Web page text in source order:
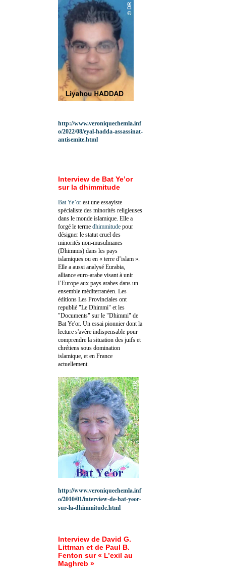
http://www.veroniquechemla.inf
o/2022/08/eyal-hadda-assassinat-
antisemite.html
Interview de Bat Ye’or
sur la dhimmitude
Bat Ye’or est une essayiste
spécialiste des minorités religieuses
dans le monde islamique. Elle a
forgé le terme dhimmitude pour
désigner le statut cruel des
minorités non-musulmanes
(Dhimmis) dans les pays
islamiques ou en « terre d’islam ».
Elle a aussi analysé Eurabia,
alliance euro-arabe visant à unir
l’Europe aux pays arabes dans un
ensemble méditerranéen. Les
éditions Les Provinciales ont
republié "Le Dhimmi" et les
"Documents" sur le "Dhimmi" de
Bat Ye'or. Un essai pionnier dont la
lecture s'avère indispensable pour
comprendre la situation des juifs et
chrétiens sous domination
islamique, et en France
actuellement.
http://www.veroniquechemla.inf
o/2010/01/interview-de-bat-yeor-
sur-la-dhimmitude.html
Interview de David G.
Littman et de Paul B.
Fenton sur « L’exil au
Maghreb »